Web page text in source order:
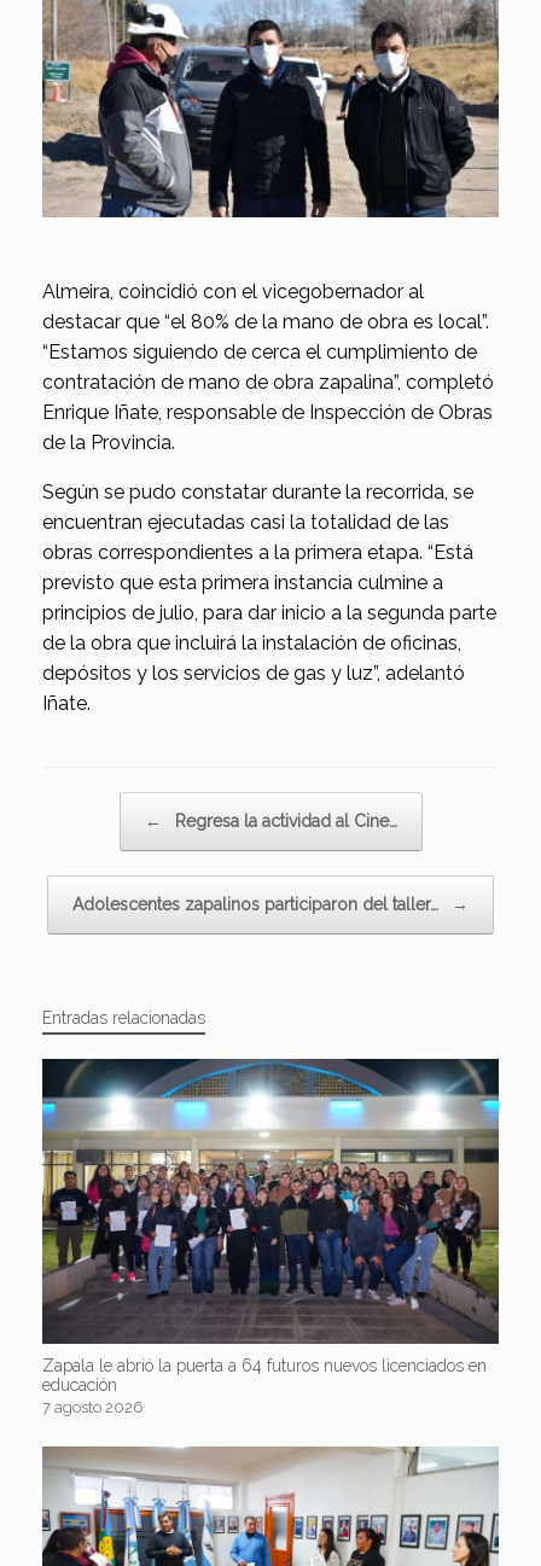
Almeira, coincidió con el vicegobernador al
destacar que “el 80% de la mano de obra es local”.
“Estamos siguiendo de cerca el cumplimiento de
contratación de mano de obra zapalina”, completó
Enrique Iñate, responsable de Inspección de Obras
de la Provincia.
Según se pudo constatar durante la recorrida, se
encuentran ejecutadas casi la totalidad de las
obras correspondientes a la primera etapa. “Está
previsto que esta primera instancia culmine a
principios de julio, para dar inicio a la segunda parte
de la obra que incluirá la instalación de oficinas,
depósitos y los servicios de gas y luz”, adelantó
Iñate.
← Regresa la actividad al Cine…
Adolescentes zapalinos participaron del taller… →
Entradas relacionadas
Zapala le abrió la puerta a 64 futuros nuevos licenciados en
educación
7 agosto 2026